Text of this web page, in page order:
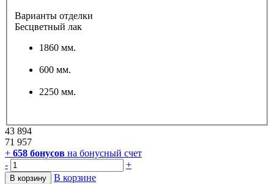
Варианты отделки
Бесцветный лак
1860 мм.
600 мм.
2250 мм.
43 894
71 957
+ 658 бонусов на бонусный счет
-
+
В корзину
В корзине